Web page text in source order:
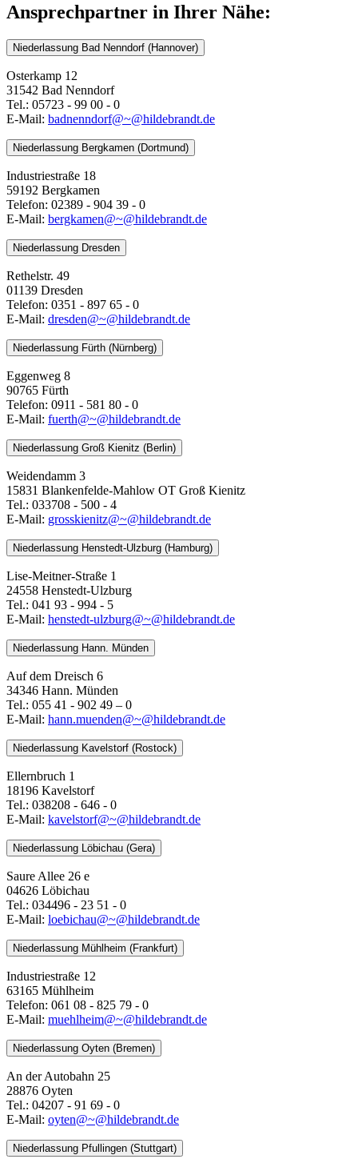
Ansprechpartner in Ihrer Nähe:
Niederlassung Bad Nenndorf (Hannover)
Osterkamp 12
31542 Bad Nenndorf
Tel.: 05723 - 99 00 - 0
E-Mail: badnenndorf@~@hildebrandt.de
Niederlassung Bergkamen (Dortmund)
Industriestraße 18
59192 Bergkamen
Telefon: 02389 - 904 39 - 0
E-Mail: bergkamen@~@hildebrandt.de
Niederlassung Dresden
Rethelstr. 49
01139 Dresden
Telefon: 0351 - 897 65 - 0
E-Mail: dresden@~@hildebrandt.de
Niederlassung Fürth (Nürnberg)
Eggenweg 8
90765 Fürth
Telefon: 0911 - 581 80 - 0
E-Mail: fuerth@~@hildebrandt.de
Niederlassung Groß Kienitz (Berlin)
Weidendamm 3
15831 Blankenfelde-Mahlow OT Groß Kienitz
Tel.: 033708 - 500 - 4
E-Mail: grosskienitz@~@hildebrandt.de
Niederlassung Henstedt-Ulzburg (Hamburg)
Lise-Meitner-Straße 1
24558 Henstedt-Ulzburg
Tel.: 041 93 - 994 - 5
E-Mail: henstedt-ulzburg@~@hildebrandt.de
Niederlassung Hann. Münden
Auf dem Dreisch 6
34346 Hann. Münden
Tel.: 055 41 - 902 49 – 0
E-Mail: ​​​​​​​hann.muenden@~@hildebrandt.de
Niederlassung Kavelstorf (Rostock)
Ellernbruch 1
18196 Kavelstorf
Tel.: 038208 - 646 - 0
E-Mail: kavelstorf@~@hildebrandt.de
Niederlassung Löbichau (Gera)
Saure Allee 26 e
04626 Löbichau
Tel.: 034496 - 23 51 - 0
E-Mail: loebichau@~@hildebrandt.de
Niederlassung Mühlheim (Frankfurt)
Industriestraße 12
63165 Mühlheim
Telefon: 061 08 - 825 79 - 0
E-Mail: muehlheim@~@hildebrandt.de
Niederlassung Oyten (Bremen)
An der Autobahn 25
28876 Oyten
Tel.: 04207 - 91 69 - 0
E-Mail: oyten@~@hildebrandt.de
Niederlassung Pfullingen (Stuttgart)